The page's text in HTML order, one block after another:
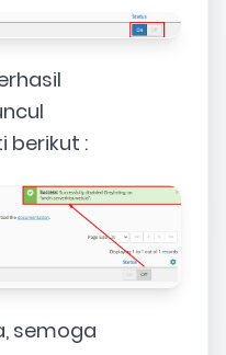
berikut :
semoga